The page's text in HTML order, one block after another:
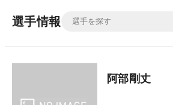
選手情報
阿部剛丈